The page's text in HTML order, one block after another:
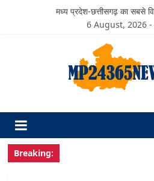
मध्य प्रदेश-छत्तीसगढ़ का सबसे
6 August, 2026 -
Breaking: